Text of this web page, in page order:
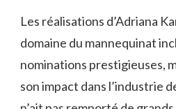
Les réalisations d’Adriana
domaine du mannequinat
nominations prestigieuses,
son impact dans l’industrie